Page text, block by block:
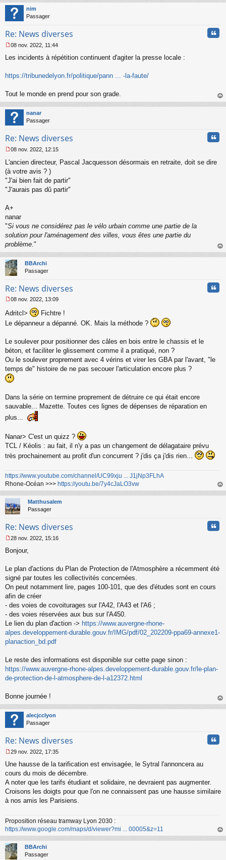
u
nim
Passager
Re: News diverses
e
s
a
e
n
o
n
l
08 nov. 2022, 11:44
Les incidents à répétition continuent d'agiter la presse locale :
https://tribunedelyon.fr/politique/pann ... -la-faute/
Tout le monde en prend pour son grade.
au
nanar
Passager
Re: News diverses
e
s
s
g
n
o
n
u
08 nov. 2022, 12:15
L'ancien directeur, Pascal Jacquesson désormais en retraite, doit se dire
(à votre avis ? )
"J'ai bien fait de partir"
"J'aurais pas dû partir"
A+
nanar
"Si vous ne considérez pas le vélo urbain comme une partie de la
solution pour l'aménagement des villes, vous êtes une partie du
problème ."
au
BBArchi
Passager
Re: News diverses
e
g
e
n
n
l
08 nov. 2022, 13:09
Adritcl>
Fichtre !
Le dépanneur a dépanné. OK. Mais la méthode ?
Le soulever pour positionner des câles en bois entre le chassis et le
béton, et faciliter le glissement comme il a pratiqué, non ?
Ou le soulever proprement avec 4 vérins et virer les GBA par l'avant, "le
temps de" histoire de ne pas secouer l'articulation encore plus ?
Dans la série on termine proprement de détruire ce qui était encore
sauvable... Mazette. Toutes ces lignes de dépenses de réparation en
plus...
Nanar> C'est un quizz ?
TCL / Kéolis : au fait, il n'y a pas un changement de délagataire prévu
très prochainement au profit d'un concurrent ? j'dis ça j'dis rien...
https://www.youtube.com/channel/UC99xju ... J1jNp3FLhA
Rhone-Océan >>> https://youtu.be/7y4cJaLO3vw
au
Matthusalem
Passager
Re: News diverses
e
s
g
e
n
o
n
u
28 nov. 2022, 15:16
Bonjour,
Le plan d'actions du Plan de Protection de l'Atmosphère a récemment été
signé par toutes les collectivités concernées.
On peut notamment lire, pages 100-101, que des d'études sont en cours
afin de créer
- des voies de covoiturages sur l'A42, l'A43 et l'A6 ;
- des voies réservées aux bus sur l'A450.
Le lien du plan d'action -> https://www.auvergne-rhone-
alpes.developpement-durable.gouv.fr/IMG/pdf/02_202209-ppa69-annexe1-
planaction_bd.pdf
Le reste des informations est disponible sur cette page sinon :
https://www.auvergne-rhone-alpes.developpement-durable.gouv.fr/le-plan-
de-protection-de-l-atmosphere-de-l-a12372.html
Bonne journée !
au
alecjcclyon
Passager
Re: News diverses
e
s
s
g
e
n
l
u
29 nov. 2022, 17:35
Une hausse de la tarification est envisagée, le Sytral l'annoncera au
cours du mois de décembre.
A noter que les tarifs étudiant et solidaire, ne devraient pas augmenter.
Croisons les doigts pour que l'on ne connaissent pas une hausse similaire
à nos amis les Parisiens.
Proposition réseau tramway Lyon 2030 :
https://www.google.com/maps/d/viewer?mi ... 00005&z=11
au
BBArchi
Passager